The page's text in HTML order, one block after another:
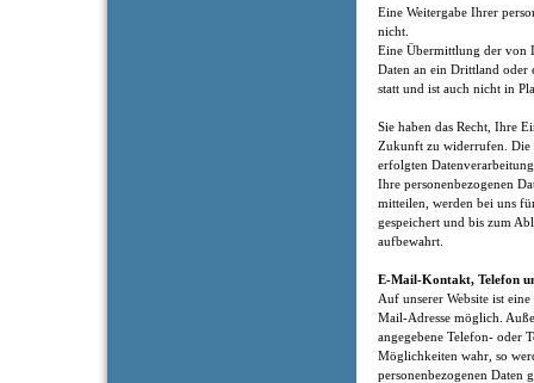
Eine Weitergabe Ihrer
nicht.
Eine Übermittlung der von
Daten an ein Drittland oder
statt und ist auch nicht in
Sie haben das Recht, Ihre
Zukunft zu widerrufen. Die
erfolgten
Ihre personenbezogenen
mitteilen, werden bei uns
gespeichert und bis zum
aufbewahrt.
E-Mail-Kontakt, Telefon
Auf unserer Website ist
Mail-Adresse möglich.
angegebene Telefon- oder
Möglichkeiten wahr, so
personenbezogenen Daten